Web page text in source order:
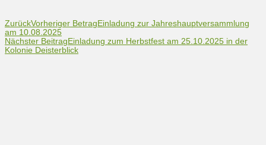
ZurückVorheriger BetragEinladung zur Jahreshauptversammlung
am 10.08.2025
Nächster BeitragEinladung zum Herbstfest am 25.10.2025 in der
Kolonie Deisterblick